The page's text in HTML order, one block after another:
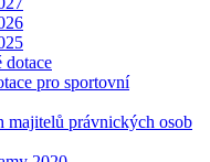
dotace
pro sportovní
majitelů právnických osob